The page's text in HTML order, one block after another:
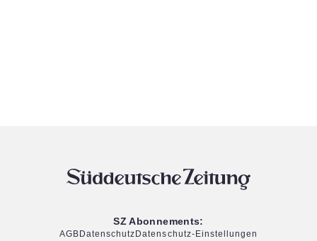
SZ Abonnements:
AGB Datenschutz Datenschutz-Einstellungen